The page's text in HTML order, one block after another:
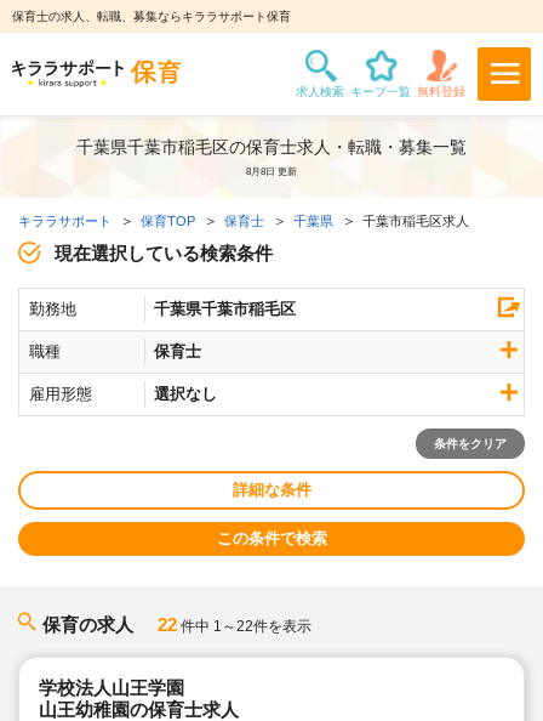
保育士の求人、転職、募集ならキララサポート保育
千葉県千葉市稲毛区の保育士求人・転職・募集一覧
8月8日 更新
キララサポート 保育TOP 保育士 千葉県 千葉市稲毛区求人
現在選択している検索条件
勤務地 千葉県千葉市稲毛区
職種 保育士
雇用形態 選択なし
条件をクリア
詳細な条件
この条件で検索
保育の求人 22 件中 1～22件を表示
学校法人山王学園
山王幼稚園の保育士求人